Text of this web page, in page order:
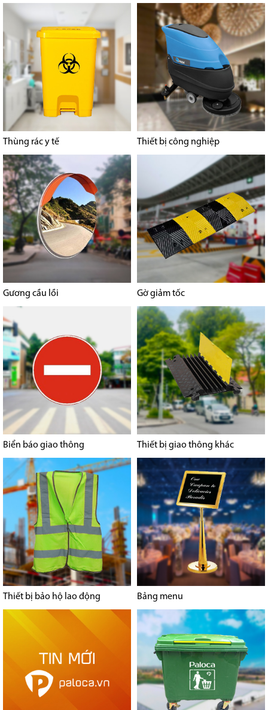
Thùng rác y tế Thiết bị công nghiệp
Gương cầu lồi Gờ giảm tốc
Biển báo giao thông Thiết bị giao thông khác
Thiết bị bảo hộ lao động Bảng menu